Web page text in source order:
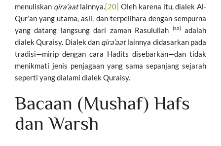
menuliskan qira’aatlainnya.[20] Oleh karena itu, dialek Al-
Qur’an yang utama, asli, dan terpelihara dengan sempurna
yang datang langsung dari zaman Rasulullah
(sa)adalah
dialek Quraisy. Dialek dan qira’aatlainnya didasarkan pada
tradisi—mirip dengan cara Hadits disebarkan—dan tidak
menikmati jenis penjagaan yang sama sepanjang sejarah
seperti yang dialami dialek Quraisy.
Bacaan (Mushaf) Hafs
dan Warsh